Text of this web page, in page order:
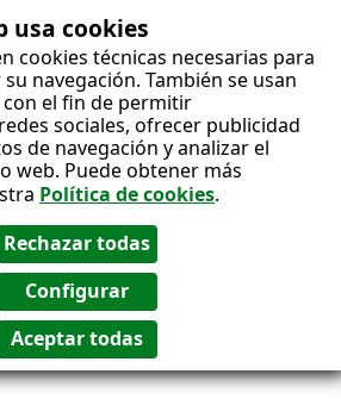
usa cookies
cookies técnicas necesarias para
navegación. También se usan
el fin de permitir
sociales, ofrecer publicidad
de navegación y analizar el
web. Puede obtener más
Política de cookies.